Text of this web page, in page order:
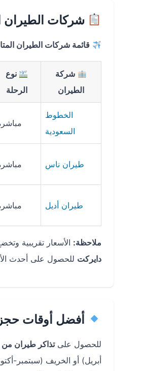
شركات الطيران
قائمة شركات الطيران
شركة
الطيران
نوع
الرحلة
الخطوط
السعودية
طيران ناس
طيران أديل
ملاحظة: الأسعار تقريبية
دايركت للحصول على أحدث
أفضل أوقات
للحصول علىتذاكر طيران من
أبريل) أو الخريف (سبتمبر-